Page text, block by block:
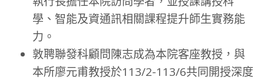
學、智能及資通訊相關課程提升師生實務能
力。
敦聘聯發科顧問陳志成為本院客座教授，與
本所廖元甫教授於113/2-113/6共同開授深度